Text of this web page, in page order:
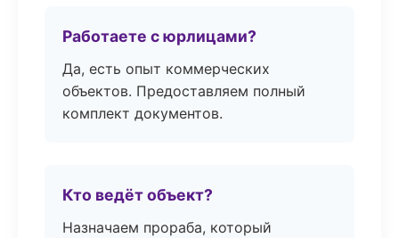
Работаете с юрлицами?
Да, есть опыт коммерческих
объектов. Предоставляем полный
комплект документов.
Кто ведёт объект?
Назначаем прораба, который